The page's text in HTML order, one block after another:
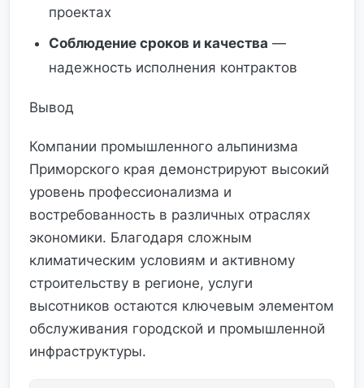
проектах
Соблюдение сроков и качества —
надежность исполнения контрактов
Вывод
Компании промышленного альпинизма
Приморского края демонстрируют высокий
уровень профессионализма и
востребованность в различных отраслях
экономики. Благодаря сложным
климатическим условиям и активному
строительству в регионе, услуги
высотников остаются ключевым элементом
обслуживания городской и промышленной
инфраструктуры.